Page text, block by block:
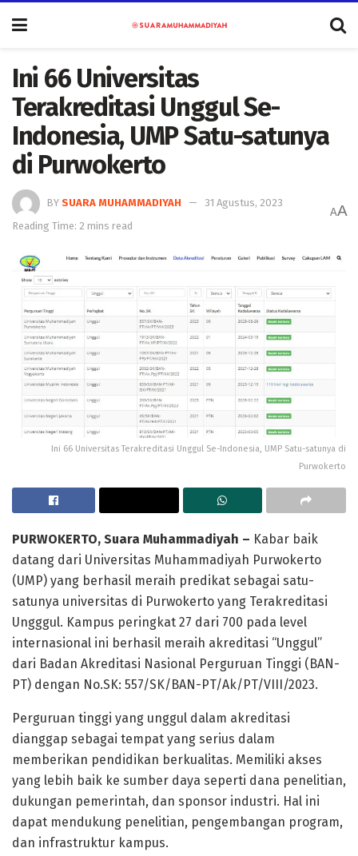
Ini 66 Universitas
Terakreditasi Unggul Se-
Indonesia, UMP Satu-satunya
di Purwokerto
BY SUARA MUHAMMADIYAH
31 Agustus, 2023
Reading Time: 2 mins read
AA
Ini 66 Universitas Terakreditasi Unggul Se-Indonesia, UMP Satu-satunya di
Purwokerto
PURWOKERTO, Suara Muhammadiyah – Kabar baik
datang dari Universitas Muhammadiyah Purwokerto
(UMP) yang berhasil meraih predikat sebagai satu-
satunya universitas di Purwokerto yang Terakreditasi
Ungggul. Kampus peringkat 27 dari 700 pada level
internasional ini berhasil meraih akreditasi “Unggul”
dari Badan Akreditasi Nasional Perguruan Tinggi (BAN-
PT) dengan No.SK: 557/SK/BAN-PT/Ak/PT/VIII/2023.
Perguruan tinggi yang unggul dalam akreditasi
dianggap sebagai tempat yang serius dalam
memberikan pendidikan berkualitas. Memiliki akses
yang lebih baik ke sumber daya seperti dana penelitian,
dukungan pemerintah, dan sponsor industri. Hal ini
dapat mendukung penelitian, pengembangan program,
dan infrastruktur kampus.